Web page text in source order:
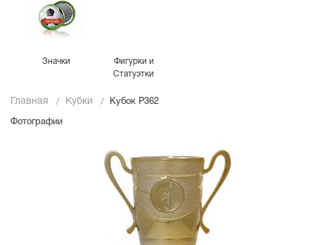
Значки
Фигурки и
Статуэтки
Главная Кубки Кубок P362
Фотографии